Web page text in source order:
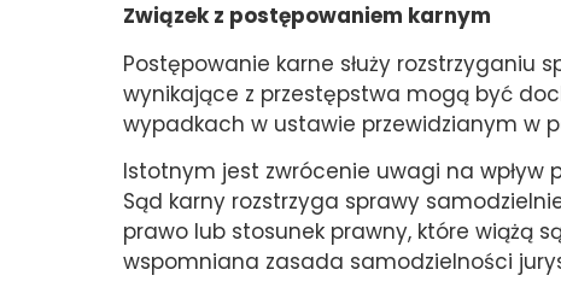
Związek z postępowaniem karnym
Postępowanie karne służy rozstrzyganiu
wynikające z przestępstwa mogą być
wypadkach w ustawie przewidzianym w
Istotnym jest zwrócenie uwagi na
Sąd karny rozstrzyga sprawy
prawo lub stosunek prawny, które wiążą
wspomniana zasada samodzielności